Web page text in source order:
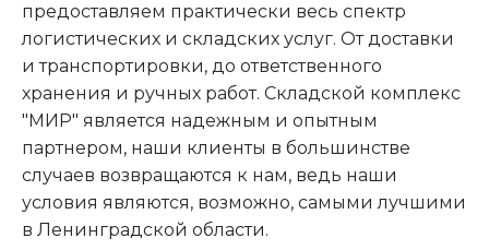
предоставляем практически весь спектр
логистических и складских услуг. От доставки
и транспортировки, до ответственного
хранения и ручных работ. Складской комплекс
"МИР" является надежным и опытным
партнером, наши клиенты в большинстве
случаев возвращаются к нам, ведь наши
условия являются, возможно, самыми лучшими
в Ленинградской области.